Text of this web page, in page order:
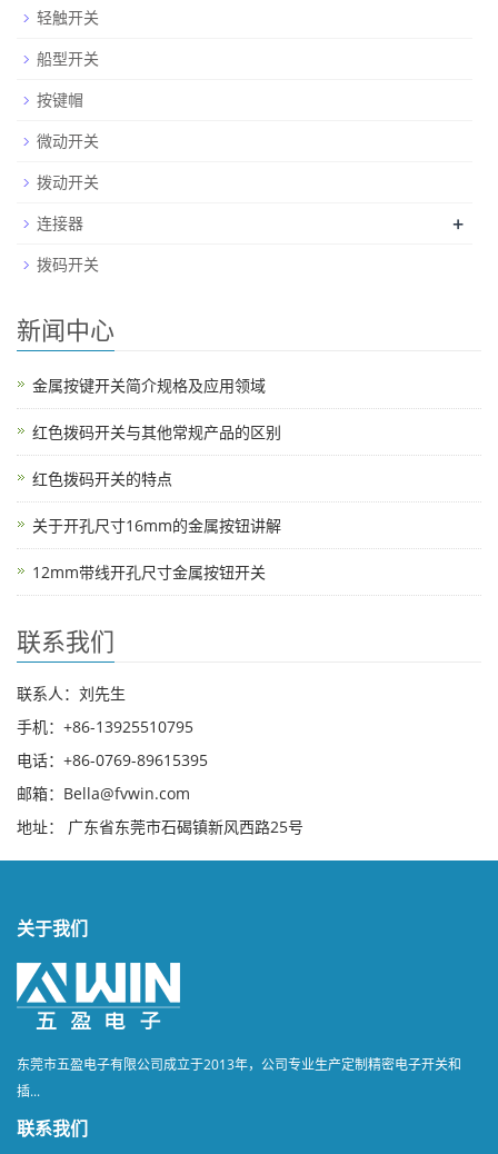
轻触开关
船型开关
按键帽
微动开关
拨动开关
连接器
+
拨码开关
新闻中心
金属按键开关简介规格及应用领域
红色拨码开关与其他常规产品的区别
红色拨码开关的特点
关于开孔尺寸16mm的金属按钮讲解
12mm带线开孔尺寸金属按钮开关
联系我们
联系人：刘先生
手机：+86-13925510795
电话：+86-0769-89615395
邮箱：Bella@fvwin.com
地址： 广东省东莞市石碣镇新风西路25号
关于我们
东莞市五盈电子有限公司成立于2013年，公司专业生产定制精密电子开关和
插...
联系我们